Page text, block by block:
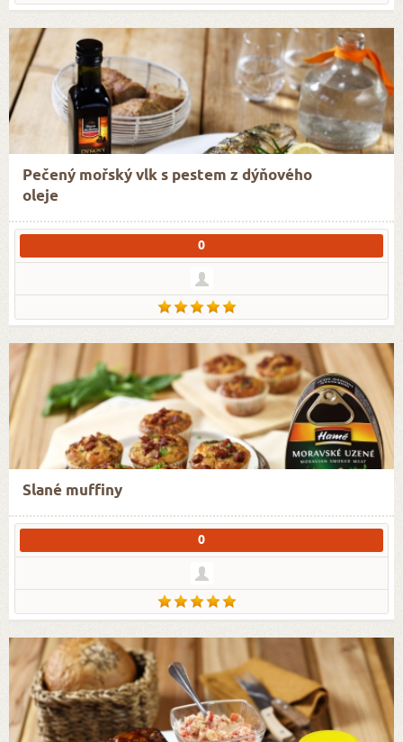
Pečený mořský vlk s pestem z dýňového
oleje
0
Slané muffiny
0